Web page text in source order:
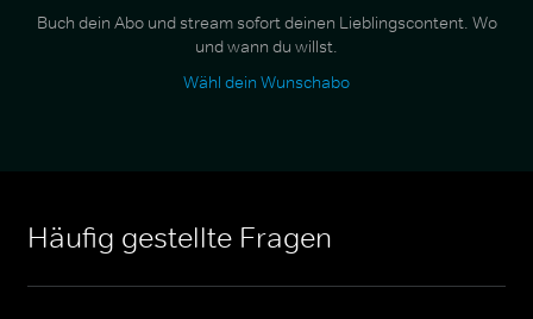
Buch dein Abo und stream sofort deinen Lieblingscontent. Wo
und wann du willst.
Wähl dein Wunschabo
Häufig gestellte Fragen